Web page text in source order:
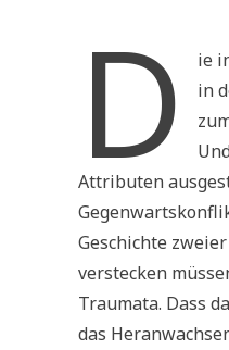
D
ie
in
Attributen
Geschichte
verstecken
Traumata. Dass
das